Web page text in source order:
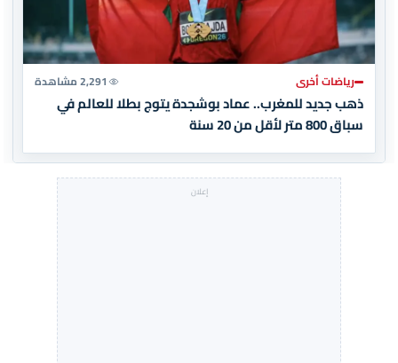
رياضات أخرى 2,291 مشاهدة
ذهب جديد للمغرب.. عماد بوشجدة يتوج بطلا للعالم في
سباق 800 متر لأقل من 20 سنة